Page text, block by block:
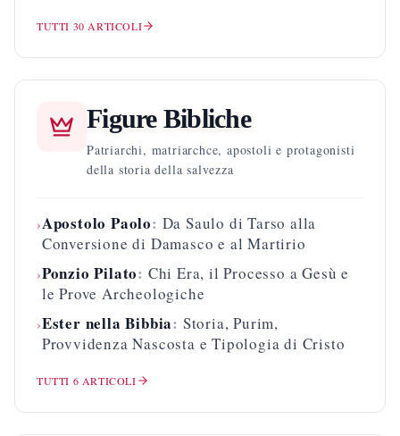
TUTTI 30 ARTICOLI
Figure Bibliche
Patriarchi, matriarchce, apostoli e protagonisti
della storia della salvezza
›Apostolo Paolo: Da Saulo di Tarso alla
Conversione di Damasco e al Martirio
›Ponzio Pilato: Chi Era, il Processo a Gesù e
le Prove Archeologiche
›Ester nella Bibbia: Storia, Purim,
Provvidenza Nascosta e Tipologia di Cristo
TUTTI 6 ARTICOLI